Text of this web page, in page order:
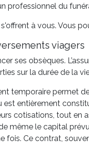
professionnel du
à vous. Vous
viagers
ses obsèques.
sur la durée de la
temporaire permet
entièrement
cotisations, tout en
même le capital
fois. Ce contrat,